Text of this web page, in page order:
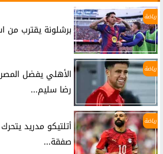
رياضة
برشلونة يقترب من
رياضة
الأهلي يفضل
رضا سليم...
رياضة
أتلتيكو مدريد
صفقة...